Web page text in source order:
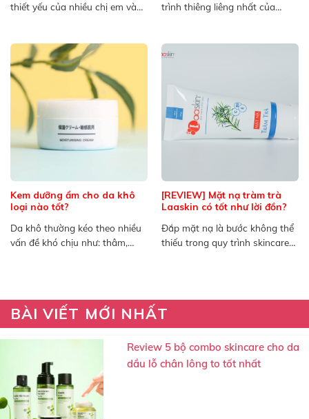
thiết yếu của nhiều chị em và
trình thiêng liêng nhất của
Kem dưỡng ẩm cho da khô
loại nào tốt?
Da khô thường kéo theo nhiều
vấn đề khó chịu như: thâm,
[REVIEW] Mặt nạ tràm trà
Laaskin có tốt như lời đồn?
Đắp mặt nạ là bước không thể
thiếu trong quy trình skincare
BÀI VIẾT MỚI NHẤT
Review 5 bộ combo skincare cho da
dầu lỗ chân lông to tốt nhất